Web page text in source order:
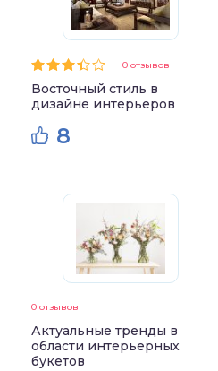
0 отзывов
Восточный стиль в
дизайне интерьеров
8
0 отзывов
Актуальные тренды в
области интерьерных
букетов